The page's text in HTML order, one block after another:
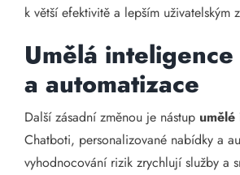
k větší efektivitě a lepším uživatelským
Umělá inteligence
a automatizace
Další zásadní změnou je nástup
Chatboti, personalizované nabídky a
vyhodnocování rizik zrychlují služby a